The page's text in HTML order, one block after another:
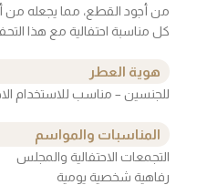
كل مناسبة احتفالية مع هذا
هوية العطر
للجنسين – مناسب للاستخدام
المناسبات والمواسم
التجمعات الاحتفالية والمجلس
رفاهية شخصية يومية